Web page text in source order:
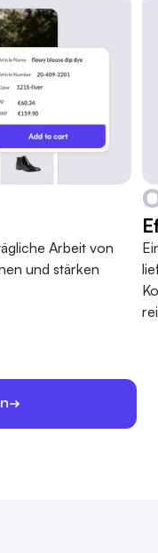
Arbeit von
und stärken